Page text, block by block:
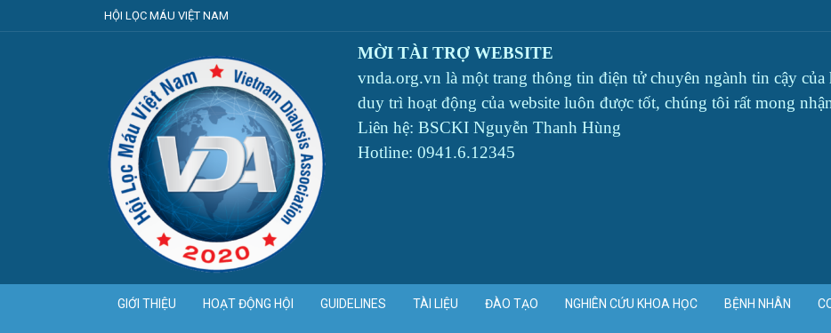
HỘI LỌC MÁU VIỆT NAM
MỜI TÀI TRỢ WEBSITE
vnda.org.vn là một trang thông tin điện tử chuyên ngành tin cậy
duy trì hoạt động của website luôn được tốt, chúng tôi rất mong
Liên hệ: BSCKI Nguyễn Thanh Hùng
Hotline: 0941.6.12345
GIỚI THIỆU HOẠT ĐỘNG HỘI GUIDELINES TÀI LIỆU ĐÀO TẠO NGHIÊN CỨU KHOA HỌC BỆNH NHÂN